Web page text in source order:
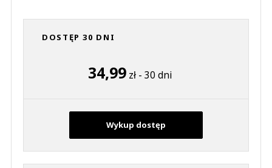
DOSTĘP 30 DNI
34,99 zł - 30 dni
Wykup dostęp